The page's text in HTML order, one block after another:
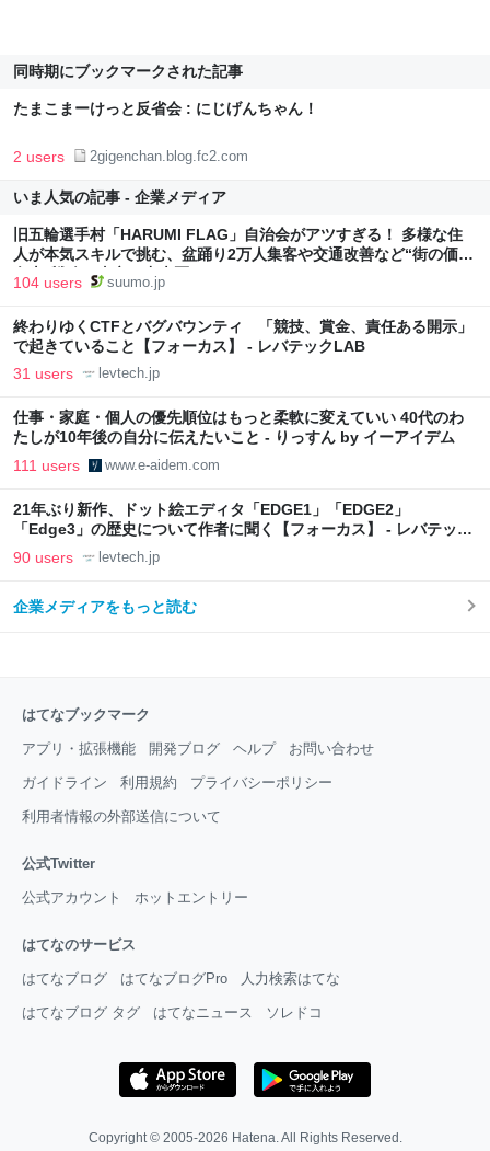
同時期にブックマークされた記事
たまこまーけっと反省会 : にじげんちゃん！
2 users 2gigenchan.blog.fc2.com
いま人気の記事 - 企業メディア
旧五輪選手村「HARUMI FLAG」自治会がアツすぎる！ 多様な住
人が本気スキルで挑む、盆踊り2万人集客や交通改善など“街の価値
向上”戦略 東京・中央区
104 users suumo.jp
終わりゆくCTFとバグバウンティ 「競技、賞金、責任ある開示」
で起きていること【フォーカス】 - レバテックLAB
31 users levtech.jp
仕事・家庭・個人の優先順位はもっと柔軟に変えていい 40代のわ
たしが10年後の自分に伝えたいこと - りっすん by イーアイデム
111 users www.e-aidem.com
21年ぶり新作、ドット絵エディタ「EDGE1」「EDGE2」
「Edge3」の歴史について作者に聞く【フォーカス】 - レバテック
LAB
90 users levtech.jp
企業メディアをもっと読む
はてなブックマーク
アプリ・拡張機能 開発ブログ ヘルプ お問い合わせ
ガイドライン 利用規約 プライバシーポリシー
利用者情報の外部送信について
公式Twitter
公式アカウント ホットエントリー
はてなのサービス
はてなブログ はてなブログPro 人力検索はてな
はてなブログ タグ はてなニュース ソレドコ
Copyright © 2005-2026 Hatena. All Rights Reserved.